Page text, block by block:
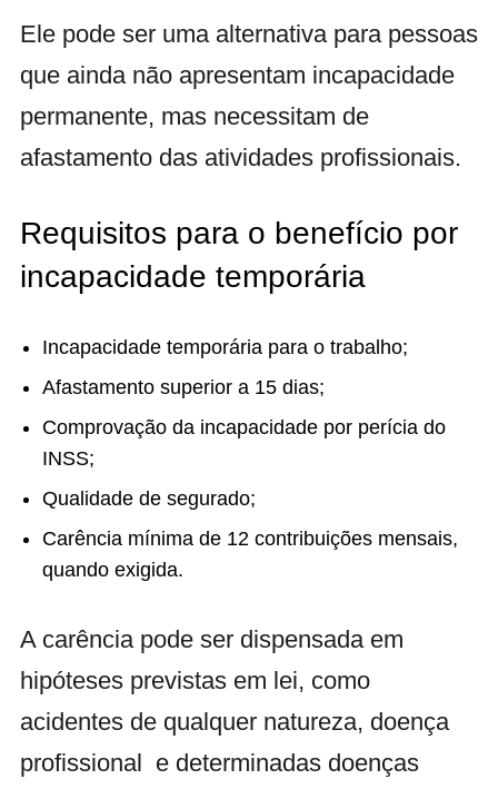
Ele pode ser uma alternativa para pessoas
que ainda não apresentam incapacidade
permanente, mas necessitam de
afastamento das atividades profissionais.
Requisitos para o benefício por
incapacidade temporária
Incapacidade temporária para o trabalho;
Afastamento superior a 15 dias;
Comprovação da incapacidade por perícia do
INSS;
Qualidade de segurado;
Carência mínima de 12 contribuições mensais,
quando exigida.
A carência pode ser dispensada em
hipóteses previstas em lei, como
acidentes de qualquer natureza, doença
profissional e determinadas doenças